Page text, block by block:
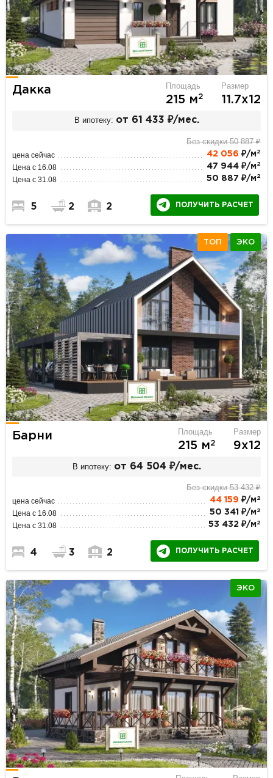
Дакка Площадь
215 м2
Размер
11.7х12
В ипотеку: от 61 433 ₽/мес.
Без скидки 50 887 ₽
цена сейчас 42 056 ₽/м 2
Цена с 16.08 47 944 ₽/м 2
Цена с 31.08 50 887 ₽/м 2
5 2 2 ПОЛУЧИТЬ РАСЧЕТ
ТОП ЭКО
Барни Площадь
215 м2
Размер
9х12
В ипотеку: от 64 504 ₽/мес.
Без скидки 53 432 ₽
цена сейчас 44 159 ₽/м 2
Цена с 16.08 50 341 ₽/м 2
Цена с 31.08 53 432 ₽/м 2
4 3 2 ПОЛУЧИТЬ РАСЧЕТ
ЭКО